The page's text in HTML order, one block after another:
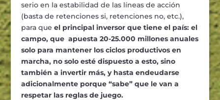
serio en la estabilidad de las líneas de acción
(basta de retenciones si, retenciones no, etc.),
para que el principal inversor que tiene el país: el
campo, que apuesta 20-25.000 millones anuales
solo para mantener los ciclos productivos en
marcha, no solo esté dispuesto a esto, sino
también a invertir más, y hasta endeudarse
adicionalmente porque “sabe” que le van a
respetar las reglas de juego.